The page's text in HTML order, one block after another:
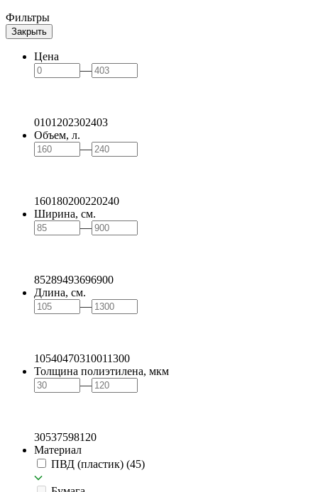
Фильтры
Закрыть
Цена
—
0101 202302403
Объем, л.
—
160180200220240
Ширина, см.
—
85289493696900
Длина, см.
—
10540470310011300
Толщина полиэтилена, мкм
—
30537598120
Материал
ПВД (пластик) (45)